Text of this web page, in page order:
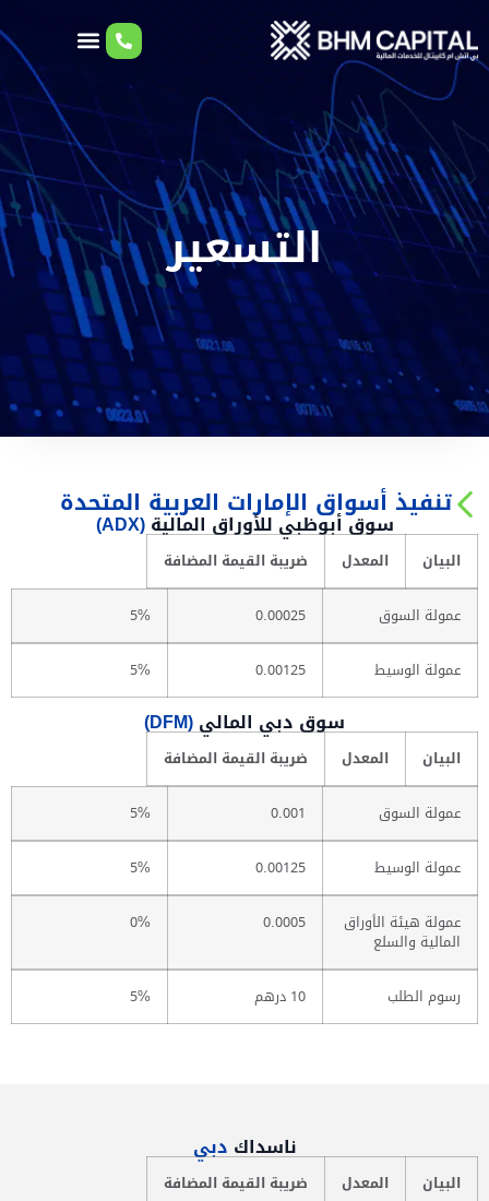
التسعير
تنفيذ أسواق الإمارات العربية المتحدة
سوق أبوظبي للأوراق المالية(ADX)
البيان المعدل ضريبة القيمة المضافة
عمولة السوق 0.00025
5%
عمولة الوسيط 0.00125
5%
سوق دبي المالي(DFM)
البيان المعدل ضريبة القيمة المضافة
عمولة السوق 0.001
5%
عمولة الوسيط 0.00125
5%
عمولة هيئة الأوراق
المالية والسلع
0.0005
0%
رسوم الطلب 10 درهم 5%
ناسداك دبي
البيان المعدل ضريبة القيمة المضافة